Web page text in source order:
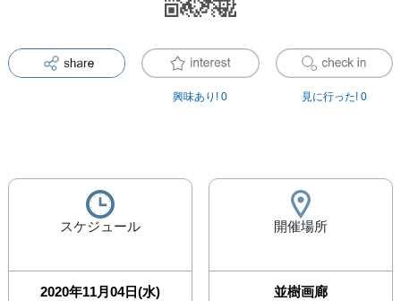
興味あり! 0 見に行った! 0
スケジュール
2020年11月04日(水)
開催場所
並樹画廊